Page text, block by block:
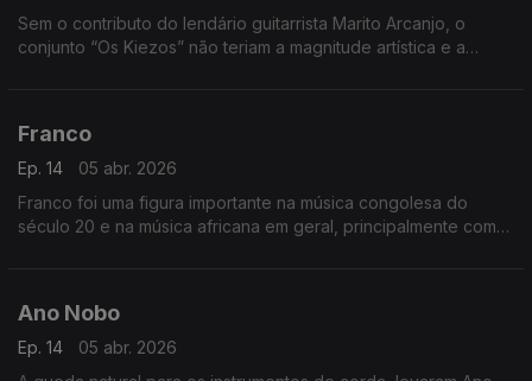
Sem o contributo do lendário guitarrista Marito Arcanjo, o
conjunto “Os Kiezos” não teriam a magnitude artística e a
Franco
Ep. 14
05 abr. 2026
Franco foi uma figura importante na música congolesa do
século 20 e na música africana em geral, principalmente como
Ano Nobo
Ep. 14
05 abr. 2026